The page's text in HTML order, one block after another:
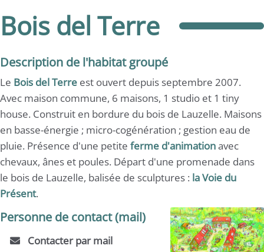
Bois del Terre
Description de l'habitat groupé
Le Bois del Terre est ouvert depuis septembre 2007.
Avec maison commune, 6 maisons, 1 studio et 1 tiny
house. Construit en bordure du bois de Lauzelle. Maisons
en basse-énergie ; micro-cogénération ; gestion eau de
pluie. Présence d'une petite ferme d'animationavec
chevaux, ânes et poules. Départ d'une promenade dans
le bois de Lauzelle, balisée de sculptures : la Voie du
Présent.
Personne de contact (mail)
Contacter par mail